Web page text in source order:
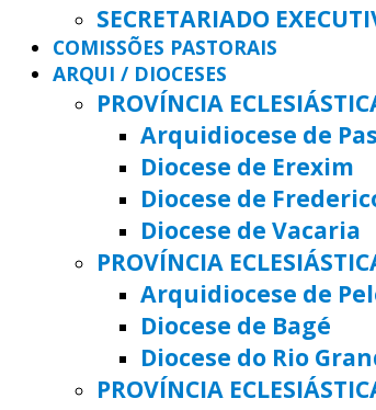
SECRETARIADO
COMISSÕES PASTORAIS
ARQUI / DIOCESES
PROVÍNCIA
Arquidiocese de
Diocese de Erexim
Diocese de
Diocese de Vacaria
PROVÍNCIA
Arquidiocese de
Diocese de Bagé
Diocese do Rio
PROVÍNCIA